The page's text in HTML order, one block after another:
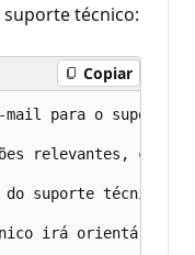
técnico:
Copiar
para o suporte
relevantes, como
suporte técnico:
irá orientá-lo